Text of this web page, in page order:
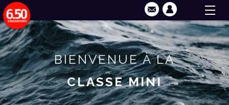
BIENVENUE À LA
CLASSE MINI